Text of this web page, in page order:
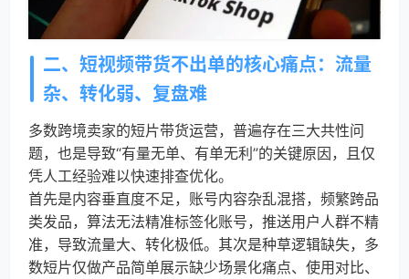
二、短视频带货不出单的核心痛点：流量
杂、转化弱、复盘难
多数跨境卖家的短片带货运营，普遍存在三大共性问
题，也是导致“有量无单、有单无利”的关键原因，且仅
凭人工经验难以快速排查优化。
首先是内容垂直度不足，账号内容杂乱混搭，频繁跨品
类发品，算法无法精准标签化账号，推送用户人群不精
准，导致流量大、转化极低。其次是种草逻辑缺失，多
数短片仅做产品简单展示缺少场景化痛点、使用对比、